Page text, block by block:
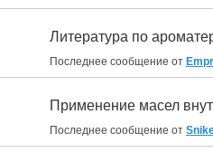
Литература по
Последнее сообщение от
Применение масел
Последнее сообщение от